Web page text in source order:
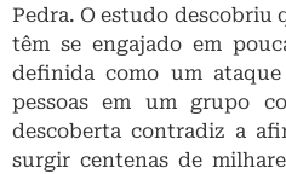
Pedra. O estudo descobriu
têm se engajado em
definida como um
pessoas em um grupo
descoberta contradiz a
surgir centenas de